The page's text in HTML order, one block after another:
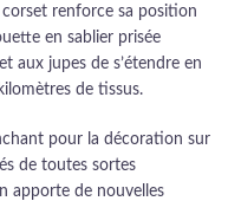
corset renforce sa position
en sablier prisée
aux jupes de s’étendre en
de tissus.
pour la décoration sur
de toutes sortes
apporte de nouvelles